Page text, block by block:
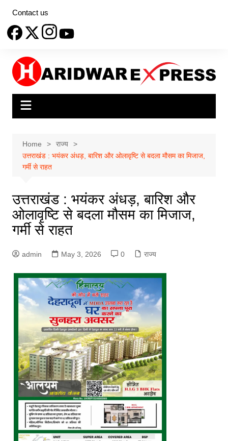
content
Contact us
Home
राज्य
उत्तराखंड : भयंकर अंधड़, बारिश और ओलावृष्टि से बदला मौसम का मिजाज,
गर्मी से राहत
उत्तराखंड : भयंकर अंधड़, बारिश और
ओलावृष्टि से बदला मौसम का मिजाज,
गर्मी से राहत
admin May 3, 2026 0 राज्य